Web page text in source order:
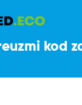
kod